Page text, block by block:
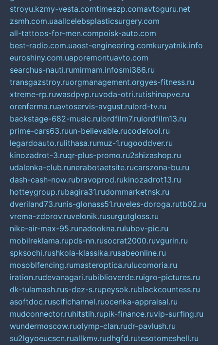
stroyu.kzmy-vesta.comtimeszp.comavtoguru.net
zsmh.com.uaallcelebsplasticsurgery.com
all-tattoos-for-men.compoisk-auto.com
best-radio.com.uaost-engineering.comkuryatnik.info
euroshiny.com.uaporemontuavto.com
searchus-nauti.rumirmam.infosmi366.ru
transgazstroy.ruorgmanagement.orgyes-fitness.ru
xtreme-rp.ruwasdpvp.ruvoda-otri.rutishinapve.ru
orenferma.ruavtoservis-avgust.rulord-tv.ru
backstage-682-music.rulordfilm7.rulordfilm13.ru
prime-cars63.ruun-believable.rucodetool.ru
legardoauto.rulithasa.rumuz-1.rugooddver.ru
kinozadrot-3.ruqr-plus-promo.ru2shizashop.ru
udalenka-club.runerabotaetsite.rucarszona-bu.ru
dash-cash-now.rubravoprod.rukinozadrot13.ru
hotteygroup.rubagira31.rudommarketnsk.ru
dveriland73.runis-glonass51.ruveles-doroga.rutb02.ru
vrema-zdorov.ruvelonik.rusurgutgloss.ru
nike-air-max-95.runadookna.rulubov-pic.ru
mobilreklama.rupds-nn.rusocrat2000.ruvgurin.ru
spksochi.rushkola-klassika.rusabeonline.ru
mosoblfencing.rumasteroptica.rulucomoria.ru
iration.rudevanagari.rubiblioverde.ruigro-pictures.ru
dk-tulamash.rus-dez-s.rupeysok.rublackcountess.ru
asoftdoc.ruscifichannel.ruocenka-appraisal.ru
mudconnector.ruhitstih.rupik-finance.ruvip-surfing.ru
wundermoscow.ruolymp-clan.rudr-pavlush.ru
su2lgyoeucscn.ruallkmv.rudhgfd.rutesotomeshell.ru